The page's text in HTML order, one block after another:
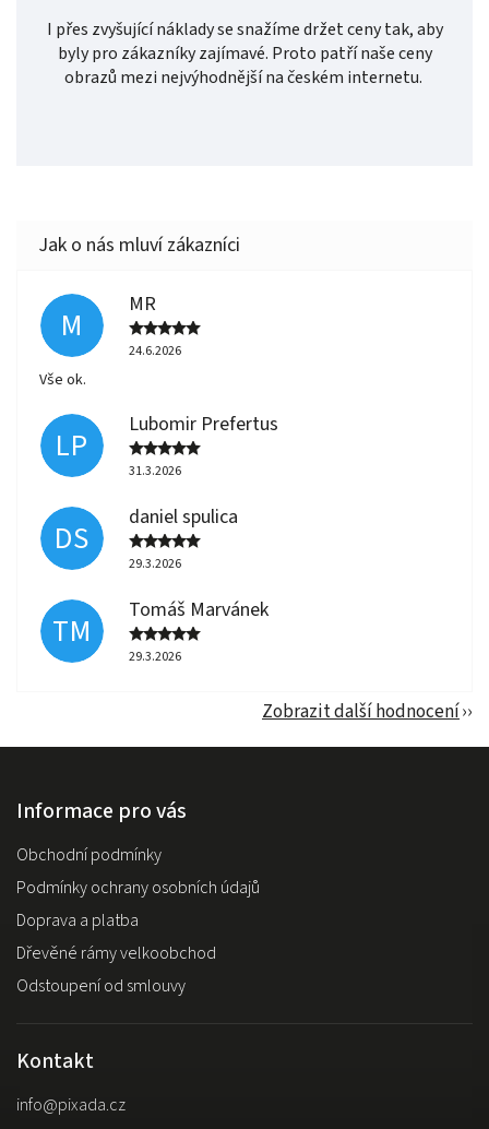
I přes zvyšující náklady se snažíme držet ceny tak, aby
byly pro zákazníky zajímavé. Proto patří naše ceny
obrazů mezi nejvýhodnější na českém internetu.
M
MR
24.6.2026
Vše ok.
LP
Lubomir Prefertus
31.3.2026
DS
daniel spulica
29.3.2026
TM
Tomáš Marvánek
29.3.2026
Zobrazit další hodnocení
Informace pro vás
Obchodní podmínky
Podmínky ochrany osobních údajů
Doprava a platba
Dřevěné rámy velkoobchod
Odstoupení od smlouvy
Kontakt
info@pixada.cz